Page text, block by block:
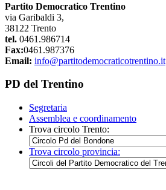
Partito Democratico Trentino
via Garibaldi 3,
38122 Trento
tel. 0461.986714
Fax:0461.987376
Email: info@partitodemocraticotrentino.it
PD del Trentino
Segretaria
Assemblea e coordinamento
Trova circolo Trento:
Trova circolo provincia: